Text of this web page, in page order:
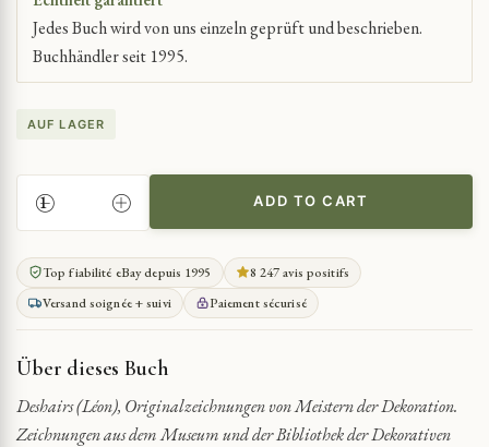
Jedes Buch wird von uns einzeln geprüft und beschrieben.
Buchhändler seit 1995.
AUF LAGER
ORIGINALZEICHNUNGEN
VON
MEISTERN
DER
DEKORATION
-
SAMMLUNG
QUANTITY
ADD TO CART
Top fiabilité eBay depuis 1995
8 247 avis positifs
Versand soignée + suivi
Paiement sécurisé
Über dieses Buch
Deshairs (Léon), Originalzeichnungen von Meistern der Dekoration.
Zeichnungen aus dem Museum und der Bibliothek der Dekorativen